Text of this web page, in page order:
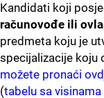
Kandidati koji
računovođe ili
predmeta koju je
specijalizacije koju
možete pronaći
(tabelu sa